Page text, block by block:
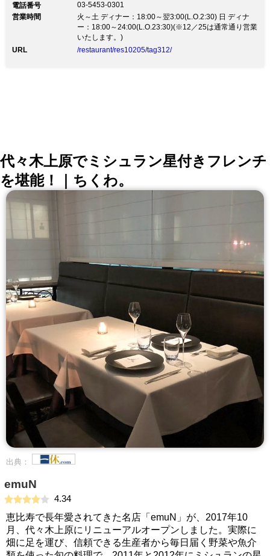
は和紙で造られた繭型のお座敷個室が連なります。ワイ
ンの美味しさを引き立てるフレンチベースの料理はお箸
で気楽にお召し上がりいただけます。渋谷の喧騒を離れ
て、大切な人との特別な時間を過ごしてみてはいかがで
すか。
電話番号
03-5453-0301
営業時間
火～土 ディナー：18:00～翌3:00(L.O.2:30) 日 ディナ
ー：18:00～24:00(L.O.23:30)(※12／25は通常通り営業
いたします。)
URL
/restaurant/res10205/tag312/
代々木上原でミシュラン星付きフレンチ
を堪能！｜ちくわ。
出典：
emuN
4.34
恵比寿で長年愛されてきた名店「emuN」が、2017年10
月、代々木上原にリニューアルオープンしました。実際に
畑に足を運び、信頼できる生産者から毎日届く野菜や魚介